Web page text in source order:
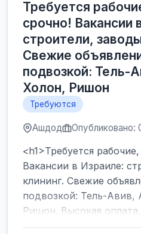
Требуется
срочно! Вакансии
строители,
Свежие
подвозкой: Тель-
Холон, Ришон
Требуются
Ашдод Опубликовано:
<h1>Требуется
Вакансии в Израиле:
клининг. Свежие
подвозкой: Тель-
Ришон. Высокая
</h1><br />